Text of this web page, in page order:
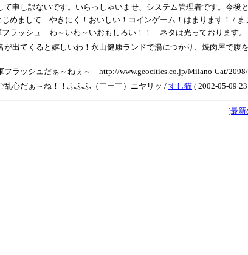
て申し訳ないです。いらっしゃいませ、システム管理者です。今後
じめまして やきにく！おいしい！コインゲーム！はまります！ / ま
フラッシュ わ～いわ～いおもしろい！！ ネタは光っております。
が出てくると嬉しいわ！永山健康ランドで湯につかり、焼肉屋で腹
フラッシュだぁ～ねぇ～ http://www.geocities.co.jp/Milano-Cat/
乱心だぁ～ね！！ふふふ（￣ー￣）ニヤリッ / すし猫 ( 2002-05-09
[最